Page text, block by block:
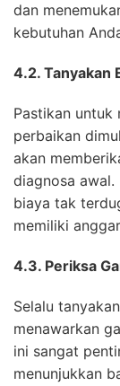
dan
kebutuhan
4.2. Tanyakan
Pastikan untuk
perbaikan
akan
diagnosa awal.
biaya tak
memiliki
4.3. Periksa
Selalu
menawarkan
ini sangat
menunjukkan